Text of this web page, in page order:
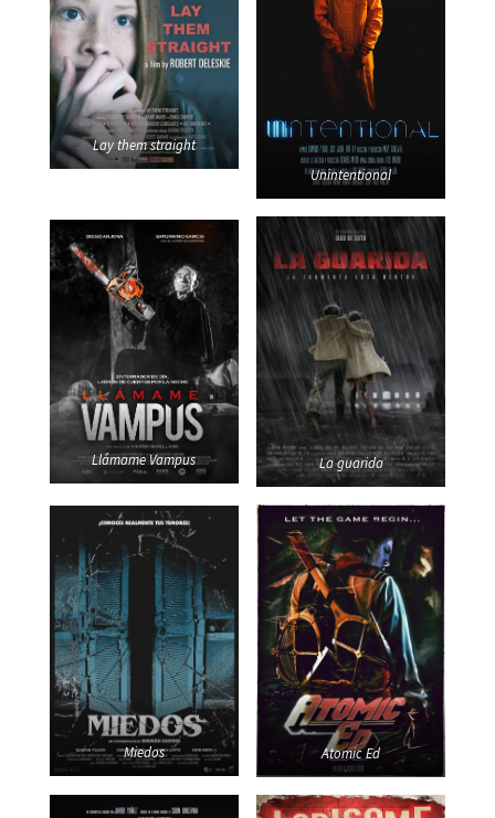
Lay them straight
Unintentional
Llámame Vampus La guarida
Miedos Atomic Ed